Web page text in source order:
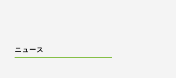
ニュース